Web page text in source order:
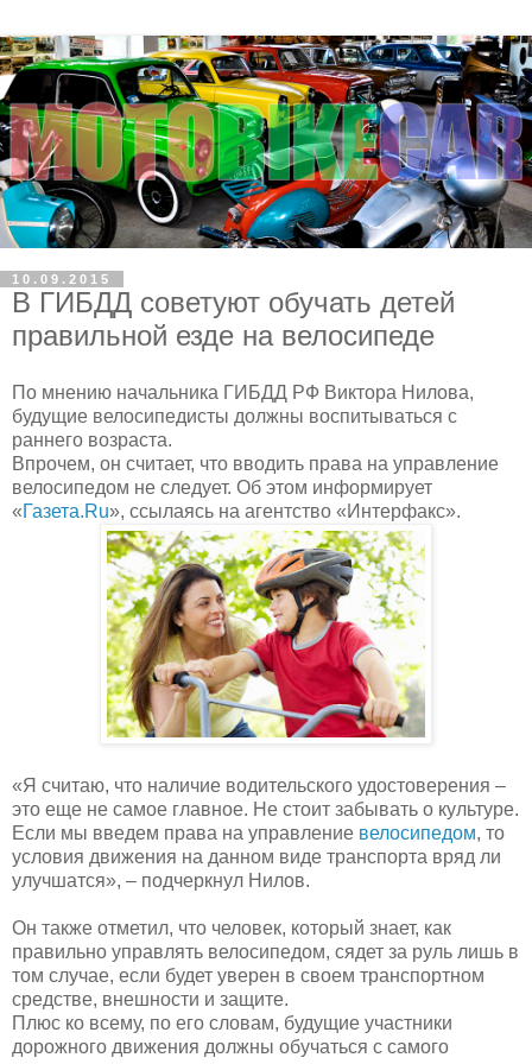
10.09.2015
В ГИБДД советуют обучать детей
правильной езде на велосипеде
По мнению начальника ГИБДД РФ Виктора Нилова,
будущие велосипедисты должны воспитываться с
раннего возраста.
Впрочем, он считает, что вводить права на управление
велосипедом не следует. Об этом информирует
«Газета.Ru», ссылаясь на агентство «Интерфакс».
«Я считаю, что наличие водительского удостоверения –
это еще не самое главное. Не стоит забывать о культуре.
Если мы введем права на управление велосипедом, то
условия движения на данном виде транспорта вряд ли
улучшатся», – подчеркнул Нилов.
Он также отметил, что человек, который знает, как
правильно управлять велосипедом, сядет за руль лишь в
том случае, если будет уверен в своем транспортном
средстве, внешности и защите.
Плюс ко всему, по его словам, будущие участники
дорожного движения должны обучаться с самого